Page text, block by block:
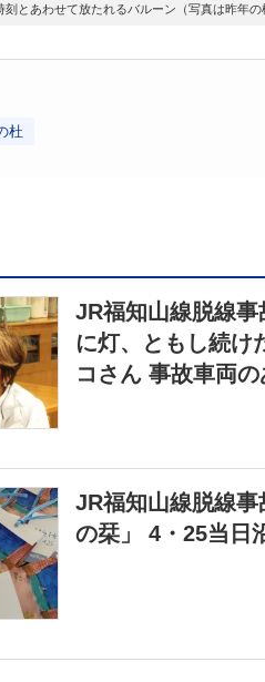
刻とあわせて放たれるバルーン（写真は昨年の
杜
JR福知山線脱線事
に灯、ともし続け
コさん 事故車両
JR福知山線脱線事
の栞」 4・25当日